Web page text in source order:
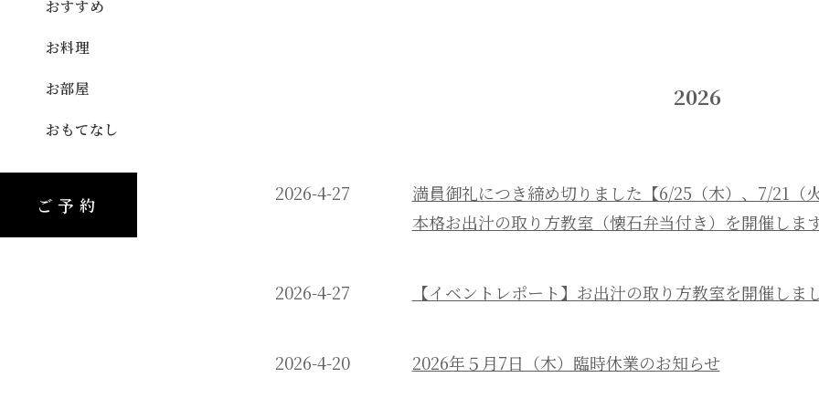
おすすめ
お料理
お部屋
おもてなし
ご予約
2026
2026-4-27
満員御礼につき締め切りました【6/25（木）、7/21（
本格お出汁の取り方教室（懐石弁当付き）を開催しま
2026-4-27 【イベントレポート】お出汁の取り方教室を開催しま
2026-4-20 2026年５月7日（木）臨時休業のお知らせ